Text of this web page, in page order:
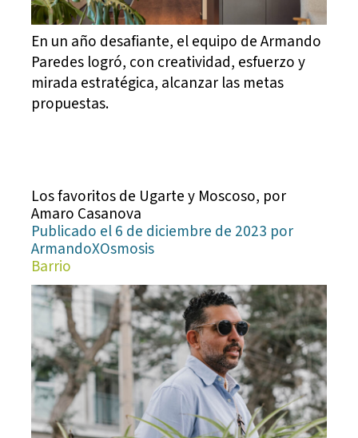
En un año desafiante, el equipo de Armando
Paredes logró, con creatividad, esfuerzo y
mirada estratégica, alcanzar las metas
propuestas.
Los favoritos de Ugarte y Moscoso, por
Amaro Casanova
Publicado el 6 de diciembre de 2023 por
ArmandoXOsmosis
Barrio